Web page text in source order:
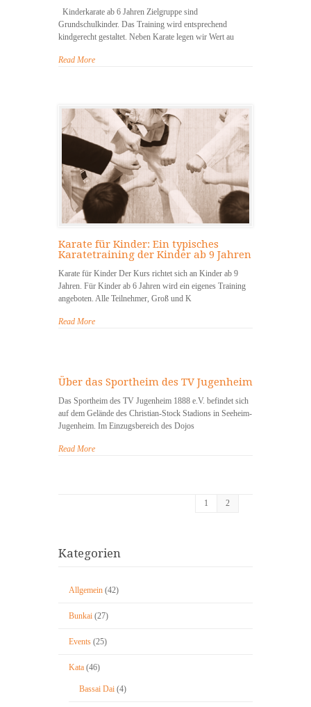
Kinderkarate ab 6 Jahren Zielgruppe sind
Grundschulkinder. Das Training wird entsprechend
kindgerecht gestaltet. Neben Karate legen wir Wert au
Read More
Karate für Kinder: Ein typisches
Karatetraining der Kinder ab 9 Jahren
Karate für Kinder Der Kurs richtet sich an Kinder ab 9
Jahren. Für Kinder ab 6 Jahren wird ein eigenes Training
angeboten. Alle Teilnehmer, Groß und K
Read More
Über das Sportheim des TV Jugenheim
Das Sportheim des TV Jugenheim 1888 e.V. befindet sich
auf dem Gelände des Christian-Stock Stadions in Seeheim-
Jugenheim. Im Einzugsbereich des Dojos
Read More
1 2
Kategorien
Allgemein (42)
Bunkai (27)
Events (25)
Kata (46)
Bassai Dai (4)